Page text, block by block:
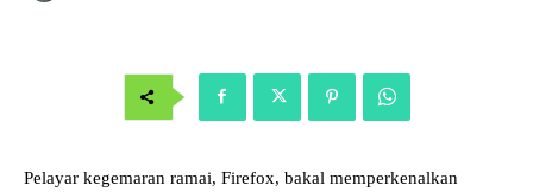
Pelayar kegemaran ramai, Firefox, bakal memperkenalkan